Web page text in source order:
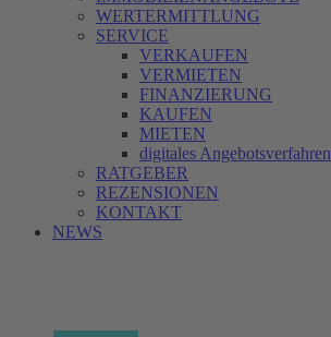
WERTERMITTLUNG
SERVICE
VERKAUFEN
VERMIETEN
FINANZIERUNG
KAUFEN
MIETEN
digitales Angebotsverfahren
RATGEBER
REZENSIONEN
KONTAKT
NEWS